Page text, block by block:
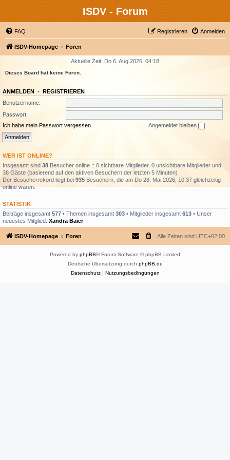
ISDV - Forum
FAQ Anmelden
Registrieren
ISDV-Homepage Foren
Aktuelle Zeit: Do 6. Aug 2026, 04:18
Dieses Board hat keine Foren.
ANMELDEN • REGISTRIEREN
Benutzername:
Passwort:
Ich habe mein Passwort vergessen
Angemeldet bleiben
WER IST ONLINE?
Insgesamt sind 38 Besucher online :: 0 sichtbare Mitglieder, 0 unsichtbare Mitglieder und
38 Gäste (basierend auf den aktiven Besuchern der letzten 5 Minuten)
Der Besucherrekord liegt bei 935 Besuchern, die am Do 28. Mai 2026, 10:37 gleichzeitig
online waren.
STATISTIK
Beiträge insgesamt 577 • Themen insgesamt 303 • Mitglieder insgesamt 613 • Unser
neuestes Mitglied: Xandra Baier
ISDV-Homepage Foren Alle Zeiten sind UTC+02:00
Powered by phpBB® Forum Software © phpBB Limited
Deutsche Übersetzung durch phpBB.de
Datenschutz| Nutzungsbedingungen